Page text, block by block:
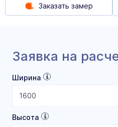
Заказать замер
Заявка на
Ширина
Высота